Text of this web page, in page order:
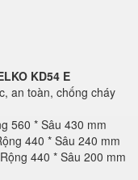
KD54 E
an toàn, chống cháy
560 * Sâu 430 mm
440 * Sâu 240 mm
440 * Sâu 200 mm